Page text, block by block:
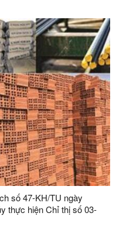
số 47-KH/TU ngày
thực hiện Chỉ thị số 03-